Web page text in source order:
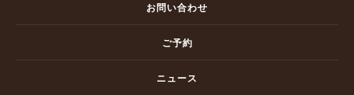
お問い合わせ
ご予約
ニュース